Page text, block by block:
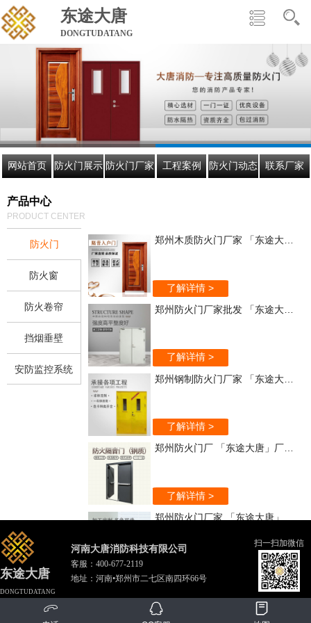
东途大唐
DONGTUDATANG
网站首页 防火门展示 防火门厂家 工程案例 防火门动态 联系厂家
产品中心
PRODUCT CENTER
防火门
防火窗
防火卷帘
挡烟垂壁
安防监控系统
郑州木质防火门厂家 「东途大唐」欢迎来电咨询
了解详情 >
了解详情 >
了解详情 >
郑州防火门厂 「东途大唐」厂家直销
了解详情 >
郑州木质防火门 「东途大唐」质优价廉
东途大唐
DONGTUDATANG
河南大唐消防科技有限公司
客服： 400-677-2119
地址：河南•郑州市二七区南四环66号
扫一扫加微信